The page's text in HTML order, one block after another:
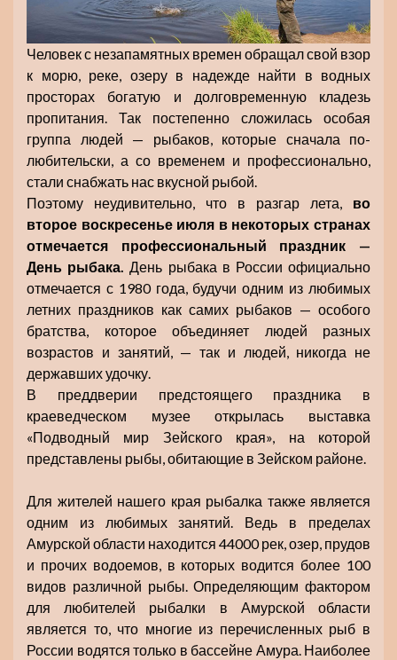
Человек с незапамятных времен обращал свой взор
к морю, реке, озеру в надежде найти в водных
просторах богатую и долговременную кладезь
пропитания. Так постепенно сложилась особая
группа людей — рыбаков, которые сначала по-
любительски, а со временем и профессионально,
стали снабжать нас вкусной рыбой.
Поэтому неудивительно, что в разгар лета, во
второе воскресенье июля в некоторых странах
отмечается профессиональный праздник —
День рыбака. День рыбака в России официально
отмечается с 1980 года, будучи одним из любимых
летних праздников как самих рыбаков — особого
братства, которое объединяет людей разных
возрастов и занятий, — так и людей, никогда не
державших удочку.
В преддверии предстоящего праздника в
краеведческом музее открылась выставка
«Подводный мир Зейского края», на которой
представлены рыбы, обитающие в Зейском районе.
Для жителей нашего края рыбалка также является
одним из любимых занятий. Ведь в пределах
Амурской области находится 44000 рек, озер, прудов
и прочих водоемов, в которых водится более 100
видов различной рыбы. Определяющим фактором
для любителей рыбалки в Амурской области
является то, что многие из перечисленных рыб в
России водятся только в бассейне Амура. Наиболее